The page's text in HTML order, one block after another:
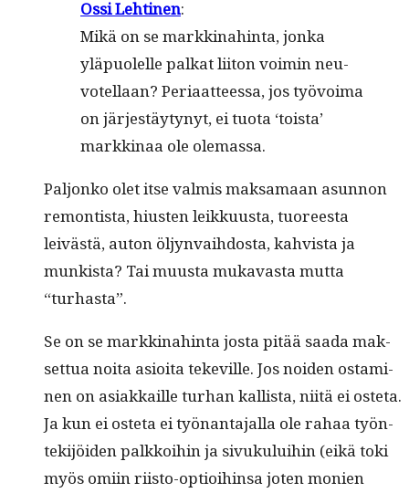
Ossi Lehti­nen:
Mikä on se markki­nahin­ta, jon­ka
yläpuolelle palkat liiton voimin neu­
votel­laan? Peri­aat­teessa, jos työvoima
on jär­jestäy­tynyt, ei tuo­ta ‘toista’
markki­naa ole olemassa.
Paljonko olet itse valmis mak­samaan asun­non
remon­tista, hiusten leikku­us­ta, tuoreesta
leivästä, auton öljyn­vai­h­dos­ta, kahvista ja
munkista? Tai muus­ta mukavas­ta mut­ta
“turhas­ta”.
Se on se markki­nahin­ta jos­ta pitää saa­da mak­
set­tua noi­ta asioi­ta tekeville. Jos noiden ost­a­mi­
nen on asi­akkaille turhan kallista, niitä ei oste­ta.
Ja kun ei oste­ta ei työ­nan­ta­jal­la ole rahaa työn­
tek­i­jöi­den palkkoi­hin ja sivuku­lui­hin (eikä toki
myös omi­in riis­to-optioi­hin­sa joten monien